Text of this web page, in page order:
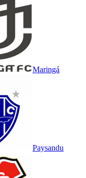
Maringá
Paysandu